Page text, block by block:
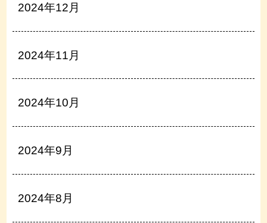
2024年12月
2024年11月
2024年10月
2024年9月
2024年8月